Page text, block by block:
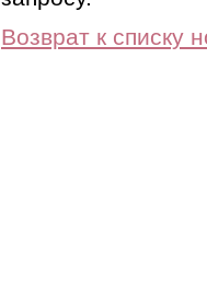
Возврат к списку